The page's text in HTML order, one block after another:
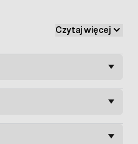
jest w witaminę A,
zalecana dzienna dawka
Czytaj więcej